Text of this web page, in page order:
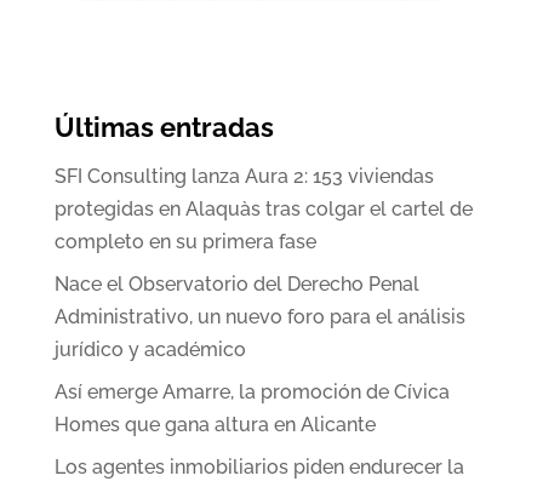
Últimas entradas
SFI Consulting lanza Aura 2: 153 viviendas
protegidas en Alaquàs tras colgar el cartel de
completo en su primera fase
Nace el Observatorio del Derecho Penal
Administrativo, un nuevo foro para el análisis
jurídico y académico
Así emerge Amarre, la promoción de Cívica
Homes que gana altura en Alicante
Los agentes inmobiliarios piden endurecer la